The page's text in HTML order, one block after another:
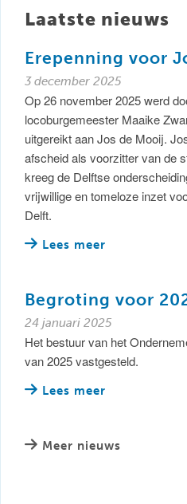
Laatste nieuws
Erepenning voor
3 december 2025
Op 26 november 2025 werd
locoburgemeester Maaike
uitgereikt aan Jos de Mooij.
afscheid als voorzitter van de
kreeg de Delftse
vrijwillige en tomeloze inzet
Delft.
Lees meer
Begroting voor
24 januari 2025
Het bestuur van het
van 2025 vastgesteld.
Lees meer
Meer nieuws